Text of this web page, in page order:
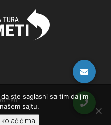
ste saglasni sa tim daljim
sajtu.
kolačićima